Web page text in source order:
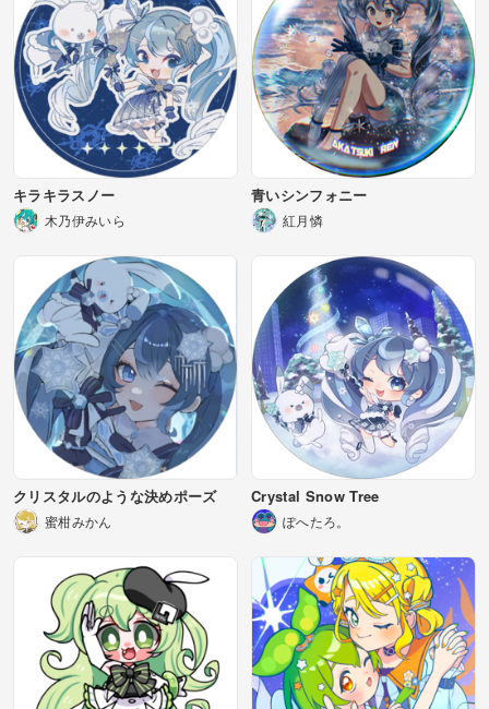
キラキラスノー
木乃伊みいら
青いシンフォニー
紅月憐
クリスタルのような決めポーズ
蜜柑みかん
Crystal Snow Tree
ぽへたろ。